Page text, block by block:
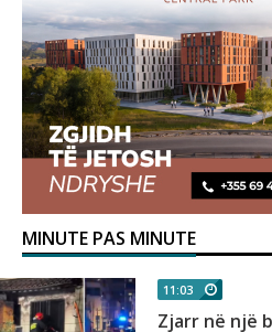
MINUTE PAS MINUTE
11:03
Zjarr në një